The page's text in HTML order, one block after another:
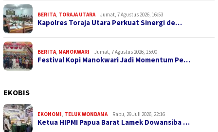
BERITA TORAJA UTARA Jumat, 7 Agustus 2026, 16:53
Kapolres Toraja Utara Perkuat Sinergi de…
BERITA MANOKWARI Jumat, 7 Agustus 2026, 15:00
Festival Kopi Manokwari Jadi Momentum Pe…
EKOBIS
EKONOMI TELUK WONDAMA Rabu, 29 Juli 2026, 22:16
Ketua HIPMI Papua Barat Lamek Dowansiba …